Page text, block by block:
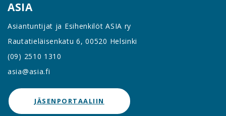
ASIA
Asiantuntijat ja Esihenkilöt ASIA ry
Rautatieläisenkatu 6, 00520 Helsinki
(09) 2510 1310
asia@asia.fi
JÄSENPORTAALIIN